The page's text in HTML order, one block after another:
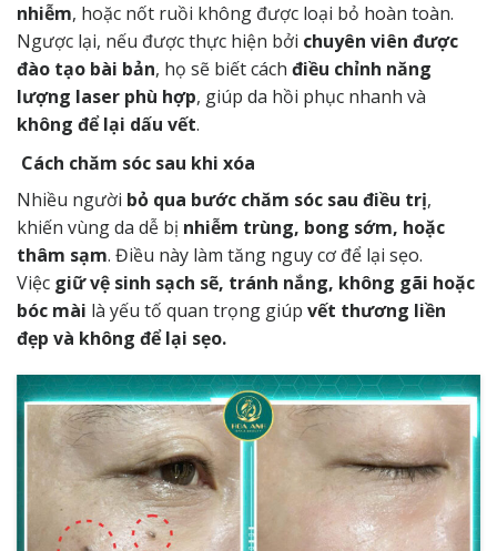
nhiễm, hoặc nốt ruồi không được loại bỏ hoàn toàn.
Ngược lại, nếu được thực hiện bởi chuyên viên được
đào tạo bài bản, họ sẽ biết cách điều chỉnh năng
lượng laser phù hợp, giúp da hồi phục nhanh và
không để lại dấu vết.
Cách chăm sóc sau khi xóa
Nhiều người bỏ qua bước chăm sóc sau điều trị,
khiến vùng da dễ bị nhiễm trùng, bong sớm, hoặc
thâm sạm. Điều này làm tăng nguy cơ để lại sẹo.
Việc giữ vệ sinh sạch sẽ, tránh nắng, không gãi hoặc
bóc mài là yếu tố quan trọng giúp vết thương liền
đẹp và không để lại sẹo.